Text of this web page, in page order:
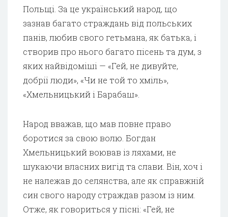
Польщі. За це український народ, що
зазнав багато страждань від польських
панів, любив свого гетьмана, як батька, і
створив про нього багато пісень та дум, з
яких найвідоміші — «Гей, не дивуйте,
добрії люди», «Чи не той то хміль»,
«Хмельницький і Барабаш».
Народ вважав, що мав повне право
боротися за свою волю. Богдан
Хмельницький воював із ляхами, не
шукаючи власних вигід та слави. Він, хоч і
не належав до селянства, але як справжній
син свого народу страждав разом із ним.
Отже, як говориться у пісні: «Гей, не